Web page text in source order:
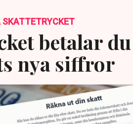
SKATTETRYCKET
betalar
nya siffror